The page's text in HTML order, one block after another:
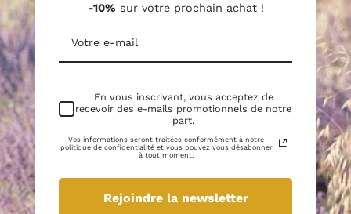
-10% sur votre prochain achat !
En vous inscrivant, vous acceptez de
recevoir des e-mails promotionnels de notre
part.
Vos informations seront traitées conformément à notre
politique de confidentialité et vous pouvez vous désabonner
à tout moment.
Rejoindre la newsletter